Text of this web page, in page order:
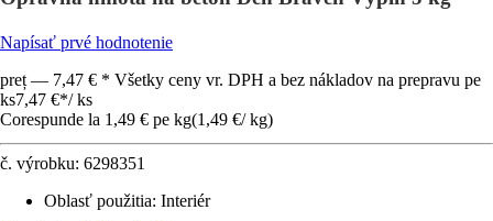
Napísať prvé hodnotenie
preț — 7,47 € * Všetky ceny vr. DPH a bez nákladov na prepravu pe
ks7,47 €*/ ks
Corespunde la 1,49 € pe kg(1,49 €/ kg)
č. výrobku: 6298351
Oblasť použitia: Interiér